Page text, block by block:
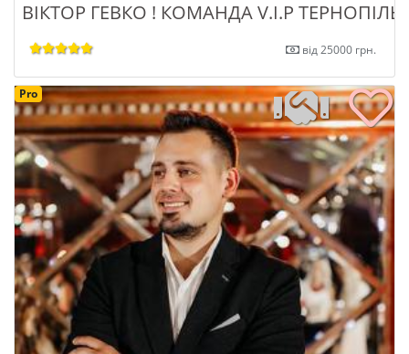
ВІКТОР ГЕВКО ! КОМАНДА V.I.P ТЕРНОПІЛЬ
від 25000 грн.
Pro